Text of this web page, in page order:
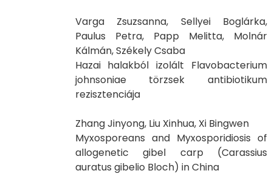
Varga Zsuzsanna, Sellyei Boglárka,
Paulus Petra, Papp Melitta, Molnár
Kálmán, Székely Csaba
Hazai halakból izolált Flavobacterium
johnsoniae törzsek antibiotikum
rezisztenciája
Zhang Jinyong, Liu Xinhua, Xi Bingwen
Myxosporeans and Myxosporidiosis of
allogenetic gibel carp (Carassius
auratus gibelio Bloch) in China